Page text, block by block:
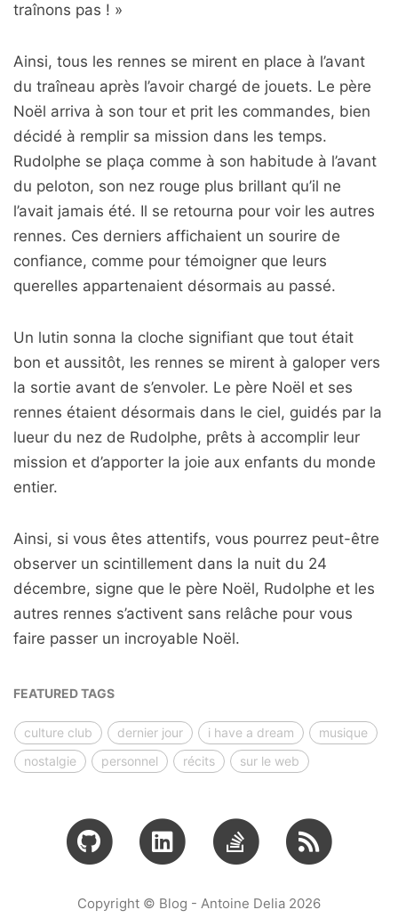
traînons pas ! »
Ainsi, tous les rennes se mirent en place à l’avant
du traîneau après l’avoir chargé de jouets. Le père
Noël arriva à son tour et prit les commandes, bien
décidé à remplir sa mission dans les temps.
Rudolphe se plaça comme à son habitude à l’avant
du peloton, son nez rouge plus brillant qu’il ne
l’avait jamais été. Il se retourna pour voir les autres
rennes. Ces derniers affichaient un sourire de
confiance, comme pour témoigner que leurs
querelles appartenaient désormais au passé.
Un lutin sonna la cloche signifiant que tout était
bon et aussitôt, les rennes se mirent à galoper vers
la sortie avant de s’envoler. Le père Noël et ses
rennes étaient désormais dans le ciel, guidés par la
lueur du nez de Rudolphe, prêts à accomplir leur
mission et d’apporter la joie aux enfants du monde
entier.
Ainsi, si vous êtes attentifs, vous pourrez peut-être
observer un scintillement dans la nuit du 24
décembre, signe que le père Noël, Rudolphe et les
autres rennes s’activent sans relâche pour vous
faire passer un incroyable Noël.
FEATURED TAGS
culture club dernier jour i have a dream
musique
nostalgie
personnel récits sur le web
Copyright © Blog - Antoine Delia 2026